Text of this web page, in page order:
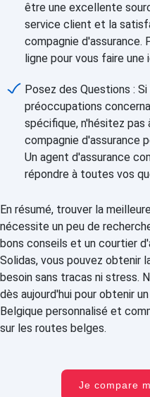
être une excellente
service client et la
compagnie d'assurance.
ligne pour vous faire
Posez des Questions :
préoccupations
spécifique, n'hésitez
compagnie d'assurance
Un agent d'assurance
répondre à toutes vos
En résumé, trouver la
nécessite un peu de
bons conseils et un courtier
Solidas, vous pouvez obtenir
besoin sans tracas ni stress.
dès aujourd'hui pour obtenir
Belgique personnalisé et
sur les routes belges.
Je compare